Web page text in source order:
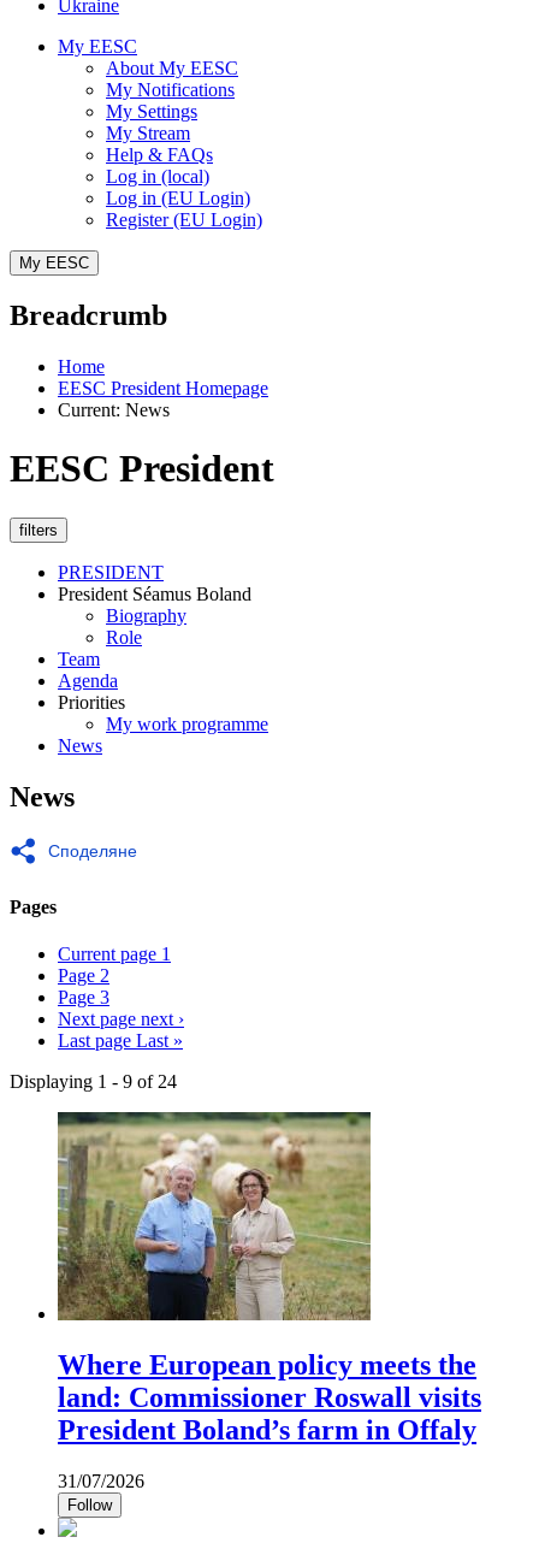
Ukraine
My EESC
About My EESC
My Notifications
My Settings
My Stream
Help & FAQs
Log in (local)
Log in (EU Login)
Register (EU Login)
My EESC
Breadcrumb
Home
EESC President Homepage
Current: News
EESC President
filters
EESC
President
PRESIDENT
President Séamus Boland
Biography
Role
Team
Agenda
Priorities
My work programme
News
News
Споделяне
Pages
Current page 1
Page 2
Page 3
Next page next ›
Last page Last »
Displaying 1 - 9 of 24
Where European policy meets the
land: Commissioner Roswall visits
President Boland’s farm in Offaly
31/07/2026
Follow